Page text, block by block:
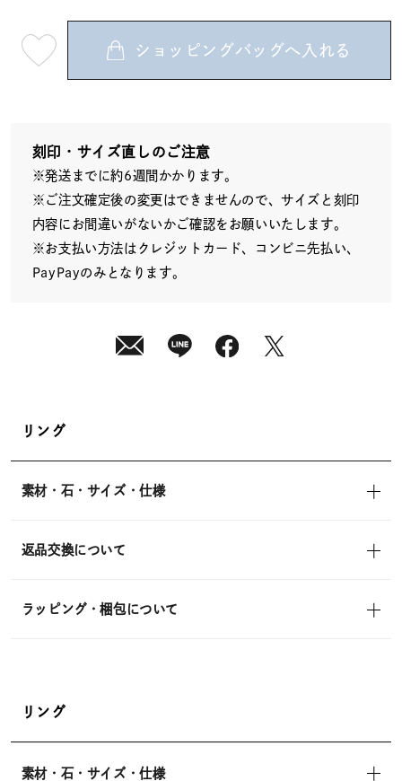
08
送
¥22,000 (tax
in)
ショッピングバッグへ入れる
刻印・サイズ直しのご注意
※発送までに約6週間かかります。
※ご注文確定後の変更はできませんので、サイズと刻印
内容にお間違いがないかご確認をお願いいたします。
※お支払い方法はクレジットカード、コンビニ先払い、
PayPayのみとなります。
リング
素材・石・サイズ・仕様
返品交換について
ラッピング・梱包について
リング
素材・石・サイズ・仕様